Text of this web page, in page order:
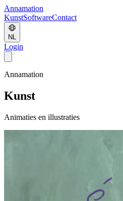
Annamation
KunstSoftwareContact
NL
Login
Annamation
Kunst
Animaties en illustraties